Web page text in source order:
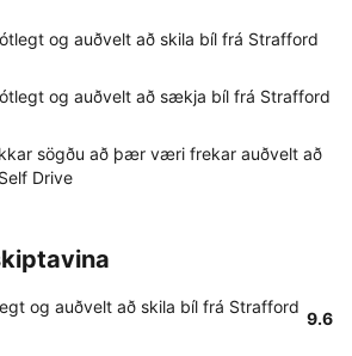
og auðvelt að skila bíl frá Strafford
og auðvelt að sækja bíl frá Strafford
sögðu að þær væri frekar auðvelt að
Drive
og auðvelt að skila bíl frá Strafford
9.6